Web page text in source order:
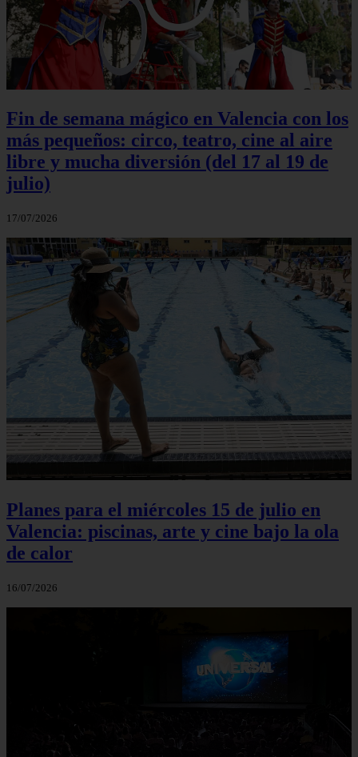
Fin de semana mágico en Valencia con los
más pequeños: circo, teatro, cine al aire
libre y mucha diversión (del 17 al 19 de
julio)
17/07/2026
Planes para el miércoles 15 de julio en
Valencia: piscinas, arte y cine bajo la ola
de calor
16/07/2026